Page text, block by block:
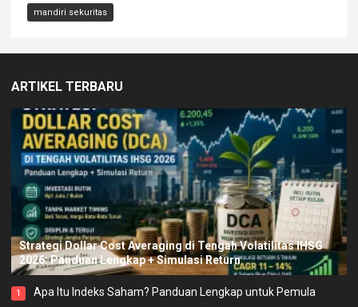
mandiri sekuritas
ARTIKEL TERBARU
Strategi Dollar Cost Averaging di Tengah Volatilitas IHSG
2026: Panduan Lengkap + Simulasi Return
1 Apa Itu Indeks Saham? Panduan Lengkap untuk Pemula